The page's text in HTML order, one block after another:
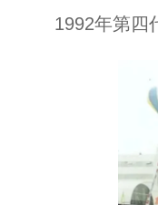
1992年第四